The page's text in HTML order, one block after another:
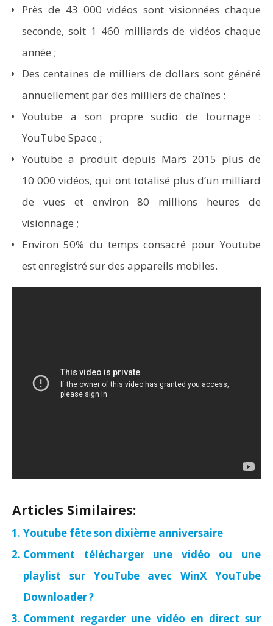
Près de 43 000 vidéos sont visionnées chaque
seconde, soit 1 460 milliards de vidéos chaque
année ;
Des centaines de milliers de dollars sont généré
annuellement par des milliers de chaînes ;
Youtube a son propre sudio de tournage :
YouTube Space ;
Youtube a produit depuis Mars 2015 plus de
10 000 vidéos, qui ont totalisé plus d’un milliard
de vues et environ 80 millions heures de
visionnage ;
Environ 50% du temps consacré pour Youtube
est enregistré sur des appareils mobiles.
Articles Similaires:
Youtube fête son dixième anniversaire
Comment télécharger une vidéo ou une
playlist sur YouTube avec WinX YouTube
Downloader ?
Comment regarder une vidéo en direct sur